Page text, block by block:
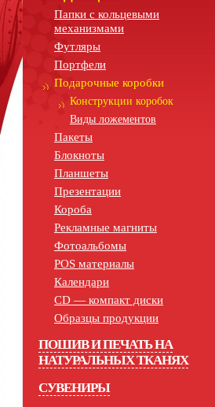
Папки с кольцевыми
механизмами
Футляры
Портфели
Подарочные коробки
Конструкции коробок
Виды ложементов
Пакеты
Блокноты
Планшеты
Презентации
Короба
Рекламные магниты
Фотоальбомы
POS материалы
Календари
СD — компакт диски
Образцы продукции
ПОШИВ И ПЕЧАТЬ НА
НАТУРАЛЬНЫХ ТКАНЯХ
СУВЕНИРЫ